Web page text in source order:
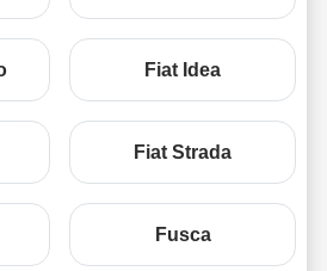
Fiat Idea
Fiat Strada
Fusca